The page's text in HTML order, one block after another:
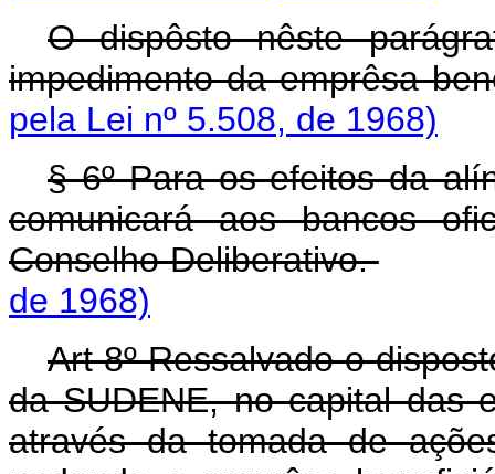
O dispôsto nêste
impedimento da emprêsa
pela Lei nº 5.508, de 1968)
§ 6º Para os efeitos da
comunicará aos bancos
Conselho Deliberativo.
de 1968)
Art 8º Ressalvado o
da SUDENE, no capital das
através da tomada de